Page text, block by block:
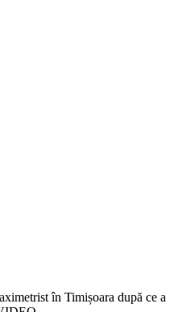
în Timișoara după ce a